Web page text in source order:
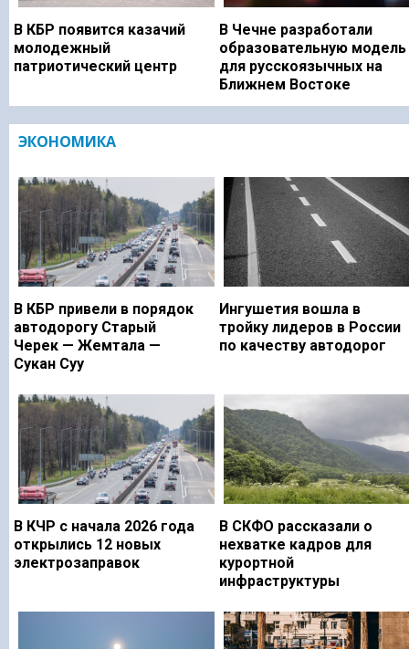
В КБР появится казачий
молодежный
патриотический центр
В Чечне разработали
образовательную модель
для русскоязычных на
Ближнем Востоке
ЭКОНОМИКА
В КБР привели в порядок
автодорогу Старый
Черек — Жемтала —
Сукан Суу
Ингушетия вошла в
тройку лидеров в России
по качеству автодорог
В КЧР с начала 2026 года
открылись 12 новых
электрозаправок
В СКФО рассказали о
нехватке кадров для
курортной
инфраструктуры